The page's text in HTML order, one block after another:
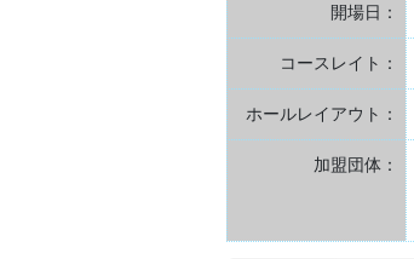
開場日：
コースレイト：
ホールレイアウト：
加盟団体：